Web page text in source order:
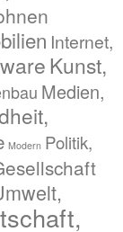
Internet,
Kunst,
Medien,
Modern Politik,